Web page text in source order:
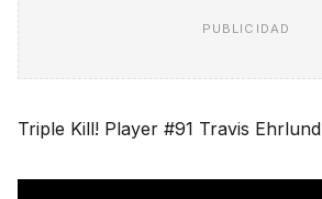
PUBLICIDAD
Triple Kill! Player #91 Travis Ehrlund